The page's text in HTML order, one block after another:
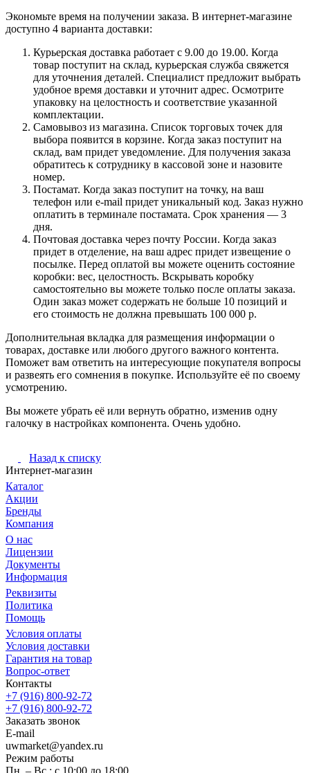
Экономьте время на получении заказа. В интернет-магазине
доступно 4 варианта доставки:
Курьерская доставка работает с 9.00 до 19.00. Когда
товар поступит на склад, курьерская служба свяжется
для уточнения деталей. Специалист предложит выбрать
удобное время доставки и уточнит адрес. Осмотрите
упаковку на целостность и соответствие указанной
комплектации.
Самовывоз из магазина. Список торговых точек для
выбора появится в корзине. Когда заказ поступит на
склад, вам придет уведомление. Для получения заказа
обратитесь к сотруднику в кассовой зоне и назовите
номер.
Постамат. Когда заказ поступит на точку, на ваш
телефон или e-mail придет уникальный код. Заказ нужно
оплатить в терминале постамата. Срок хранения — 3
дня.
Почтовая доставка через почту России. Когда заказ
придет в отделение, на ваш адрес придет извещение о
посылке. Перед оплатой вы можете оценить состояние
коробки: вес, целостность. Вскрывать коробку
самостоятельно вы можете только после оплаты заказа.
Один заказ может содержать не больше 10 позиций и
его стоимость не должна превышать 100 000 р.
Дополнительная вкладка для размещения информации о
товарах, доставке или любого другого важного контента.
Поможет вам ответить на интересующие покупателя вопросы
и развеять его сомнения в покупке. Используйте её по своему
усмотрению.
Вы можете убрать её или вернуть обратно, изменив одну
галочку в настройках компонента. Очень удобно.
Назад к списку
Интернет-магазин
Каталог
Акции
Бренды
Компания
О нас
Лицензии
Документы
Информация
Реквизиты
Политика
Помощь
Условия оплаты
Условия доставки
Гарантия на товар
Вопрос-ответ
Контакты
+7 (916) 800-92-72
+7 (916) 800-92-72
Заказать звонок
E-mail
uwmarket@yandex.ru
Режим работы
Пн. – Вс.: с 10:00 до 18:00